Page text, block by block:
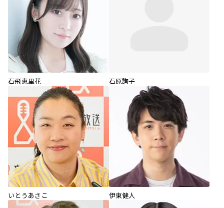
石飛恵里花 石原詢子
いとうあさこ 伊東健人